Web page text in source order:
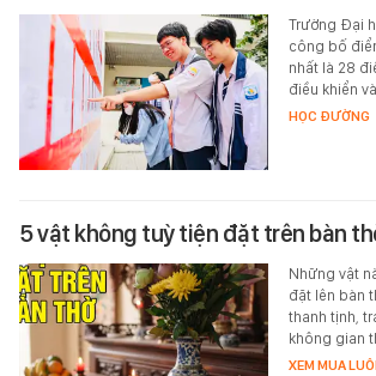
Trường Đại
công bố
nhất là 28
điều khiển
HỌC ĐƯỜNG
5 vật không tuỳ tiện đặt trên bàn
Những vật
đặt lên bàn
thanh tịnh,
không gian
XEM MUA